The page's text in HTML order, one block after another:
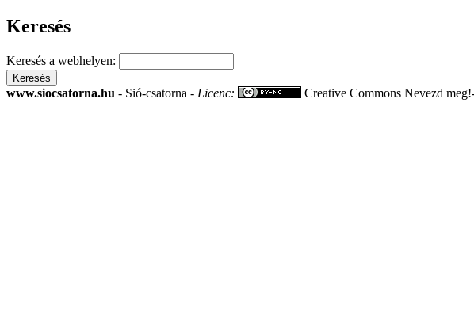
Keresés
Keresés a webhelyen:
www.siocsatorna.hu - Sió-csatorna - Licenc: Creative Commons Nevezd